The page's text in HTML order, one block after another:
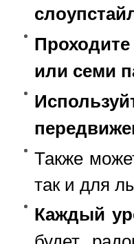
или семи
Также
так и для
Каждый